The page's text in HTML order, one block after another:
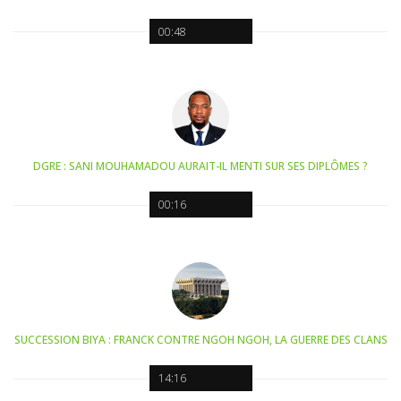
00:48
00:16
DGRE : SANI MOUHAMADOU AURAIT-IL MENTI SUR SES DIPLÔMES ?
14:16
SUCCESSION BIYA : FRANCK CONTRE NGOH NGOH, LA GUERRE DES CLANS